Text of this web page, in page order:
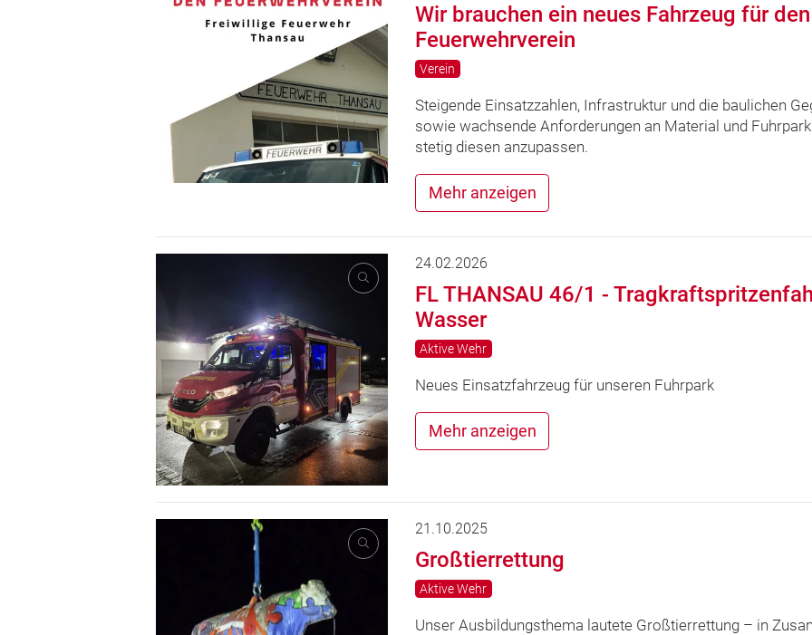
Wir brauchen ein neues Fahrzeug für den
Feuerwehrverein
Verein
Steigende Einsatzzahlen, Infrastruktur und die baulichen
sowie wachsende Anforderungen an Material und
stetig diesen anzupassen.
Mehr anzeigen
24.02.2026
FL THANSAU 46/1 -
Wasser
Aktive Wehr
Neues Einsatzfahrzeug für unseren Fuhrpark
Mehr anzeigen
21.10.2025
Großtierrettung
Aktive Wehr
Unser Ausbildungsthema lautete Großtierrettung – in